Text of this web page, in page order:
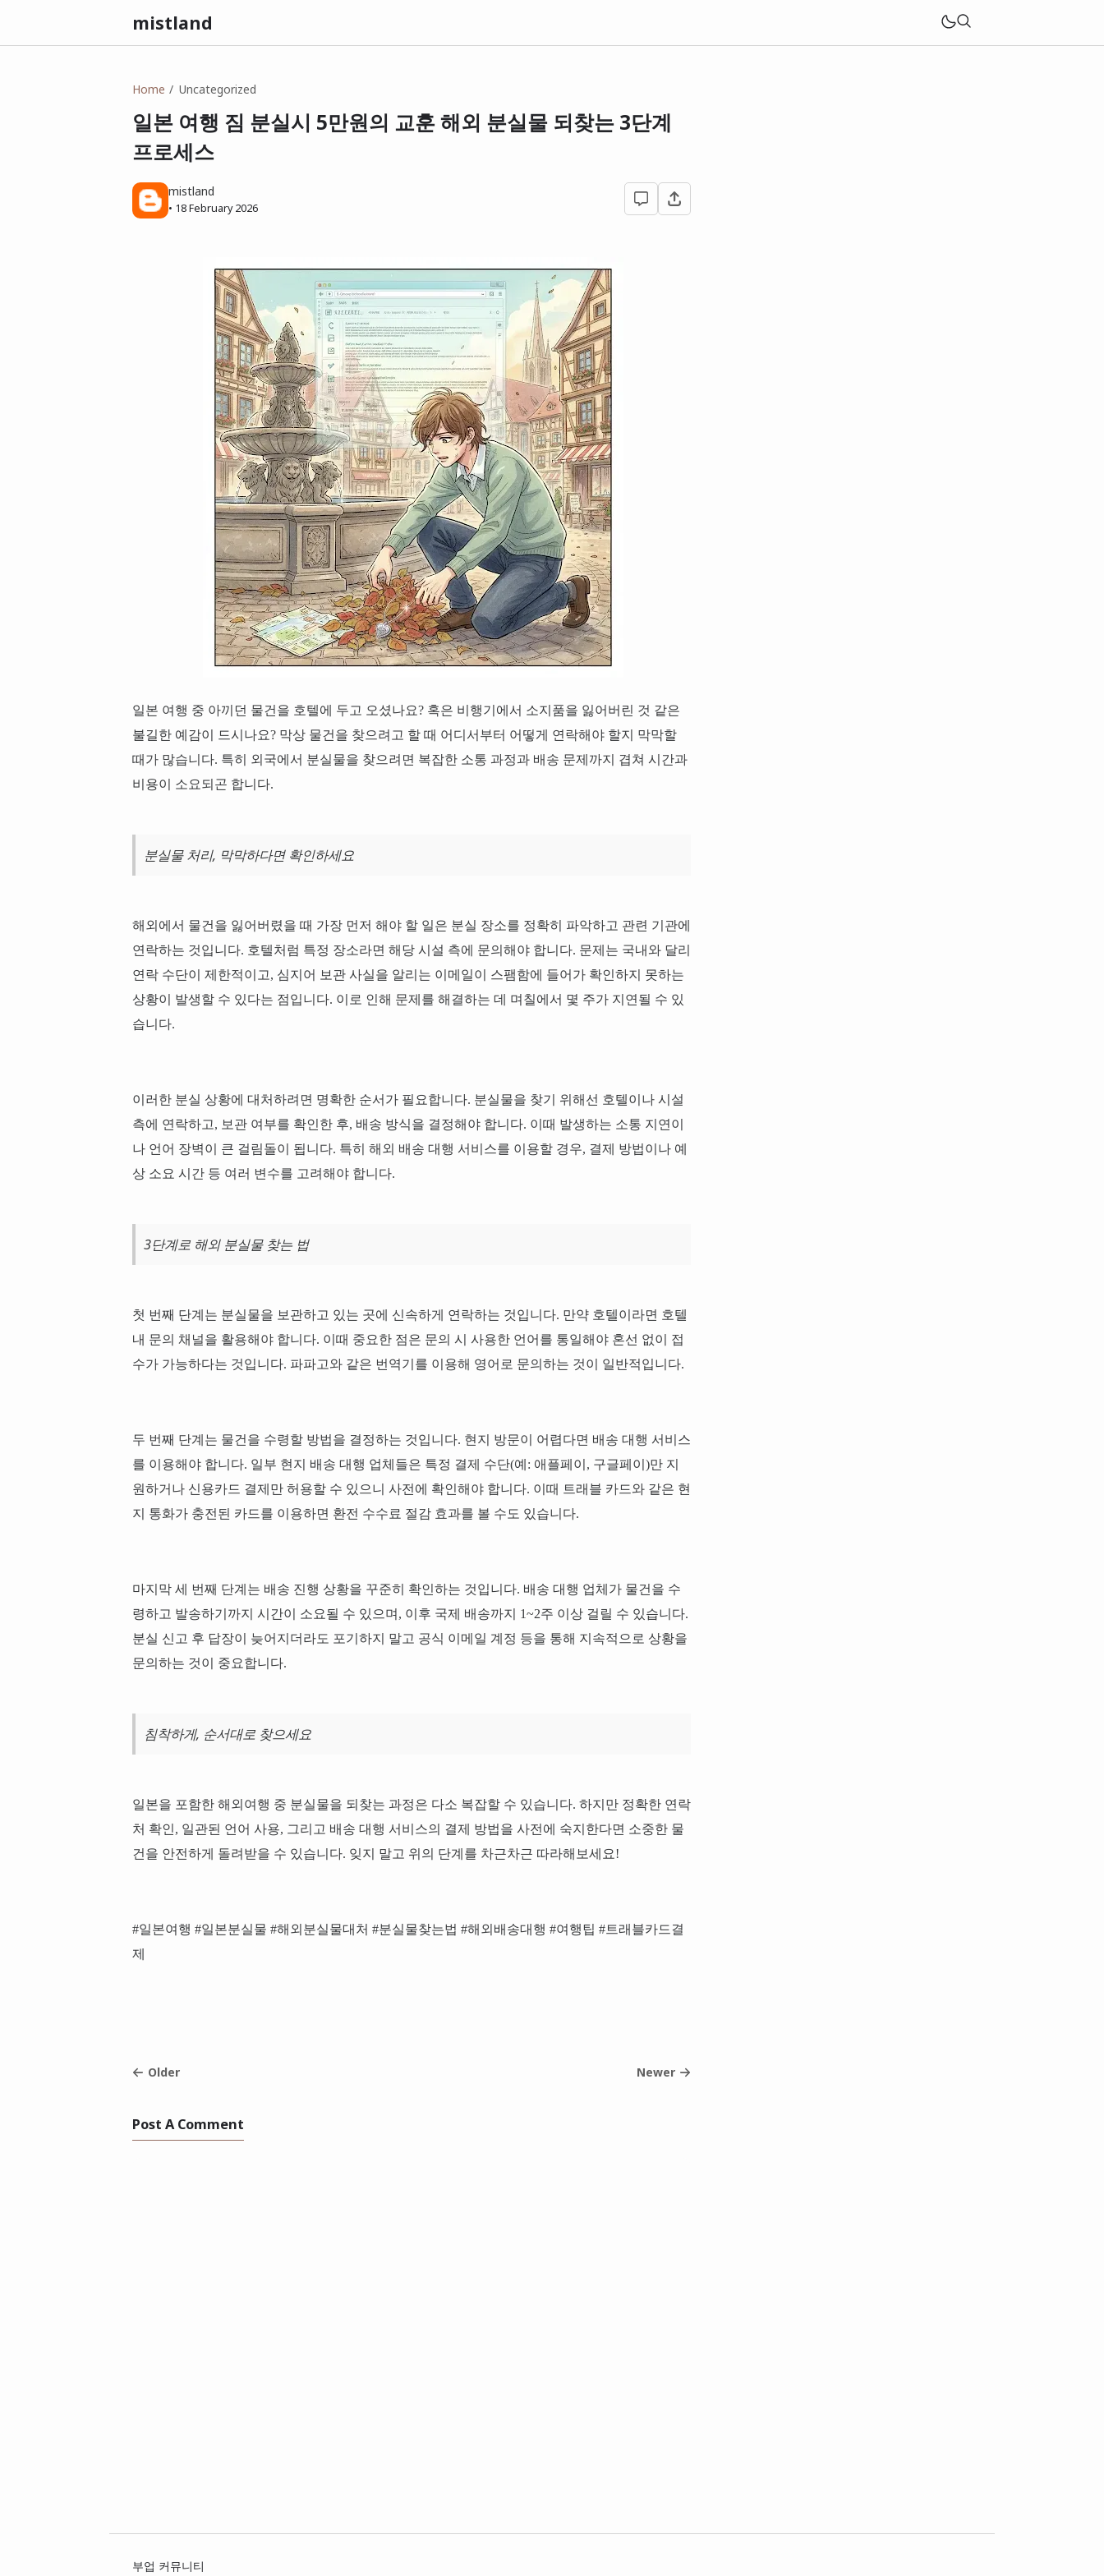
mistland
Home Uncategorized
일본 여행 짐 분실시 5만원의 교훈 해외 분실물 되찾는 3단계
프로세스
mistland
• 18 February 2026
일본 여행 중 아끼던 물건을 호텔에 두고 오셨나요? 혹은 비행기에서 소지품을 잃어버린 것 같은
불길한 예감이 드시나요? 막상 물건을 찾으려고 할 때 어디서부터 어떻게 연락해야 할지 막막할
때가 많습니다. 특히 외국에서 분실물을 찾으려면 복잡한 소통 과정과 배송 문제까지 겹쳐 시간과
비용이 소요되곤 합니다.
분실물 처리, 막막하다면 확인하세요
해외에서 물건을 잃어버렸을 때 가장 먼저 해야 할 일은 분실 장소를 정확히 파악하고 관련 기관에
연락하는 것입니다. 호텔처럼 특정 장소라면 해당 시설 측에 문의해야 합니다. 문제는 국내와 달리
연락 수단이 제한적이고, 심지어 보관 사실을 알리는 이메일이 스팸함에 들어가 확인하지 못하는
상황이 발생할 수 있다는 점입니다. 이로 인해 문제를 해결하는 데 며칠에서 몇 주가 지연될 수 있
습니다.
이러한 분실 상황에 대처하려면 명확한 순서가 필요합니다. 분실물을 찾기 위해선 호텔이나 시설
측에 연락하고, 보관 여부를 확인한 후, 배송 방식을 결정해야 합니다. 이때 발생하는 소통 지연이
나 언어 장벽이 큰 걸림돌이 됩니다. 특히 해외 배송 대행 서비스를 이용할 경우, 결제 방법이나 예
상 소요 시간 등 여러 변수를 고려해야 합니다.
3단계로 해외 분실물 찾는 법
첫 번째 단계는 분실물을 보관하고 있는 곳에 신속하게 연락하는 것입니다. 만약 호텔이라면 호텔
내 문의 채널을 활용해야 합니다. 이때 중요한 점은 문의 시 사용한 언어를 통일해야 혼선 없이 접
수가 가능하다는 것입니다. 파파고와 같은 번역기를 이용해 영어로 문의하는 것이 일반적입니다.
두 번째 단계는 물건을 수령할 방법을 결정하는 것입니다. 현지 방문이 어렵다면 배송 대행 서비스
를 이용해야 합니다. 일부 현지 배송 대행 업체들은 특정 결제 수단(예: 애플페이, 구글페이)만 지
원하거나 신용카드 결제만 허용할 수 있으니 사전에 확인해야 합니다. 이때 트래블 카드와 같은 현
지 통화가 충전된 카드를 이용하면 환전 수수료 절감 효과를 볼 수도 있습니다.
마지막 세 번째 단계는 배송 진행 상황을 꾸준히 확인하는 것입니다. 배송 대행 업체가 물건을 수
령하고 발송하기까지 시간이 소요될 수 있으며, 이후 국제 배송까지 1~2주 이상 걸릴 수 있습니다.
분실 신고 후 답장이 늦어지더라도 포기하지 말고 공식 이메일 계정 등을 통해 지속적으로 상황을
문의하는 것이 중요합니다.
침착하게, 순서대로 찾으세요
일본을 포함한 해외여행 중 분실물을 되찾는 과정은 다소 복잡할 수 있습니다. 하지만 정확한 연락
처 확인, 일관된 언어 사용, 그리고 배송 대행 서비스의 결제 방법을 사전에 숙지한다면 소중한 물
건을 안전하게 돌려받을 수 있습니다. 잊지 말고 위의 단계를 차근차근 따라해보세요!
#일본여행 #일본분실물 #해외분실물대처 #분실물찾는법 #해외배송대행 #여행팁 #트래블카드결
제
Older Newer
Post A Comment
부업 커뮤니티